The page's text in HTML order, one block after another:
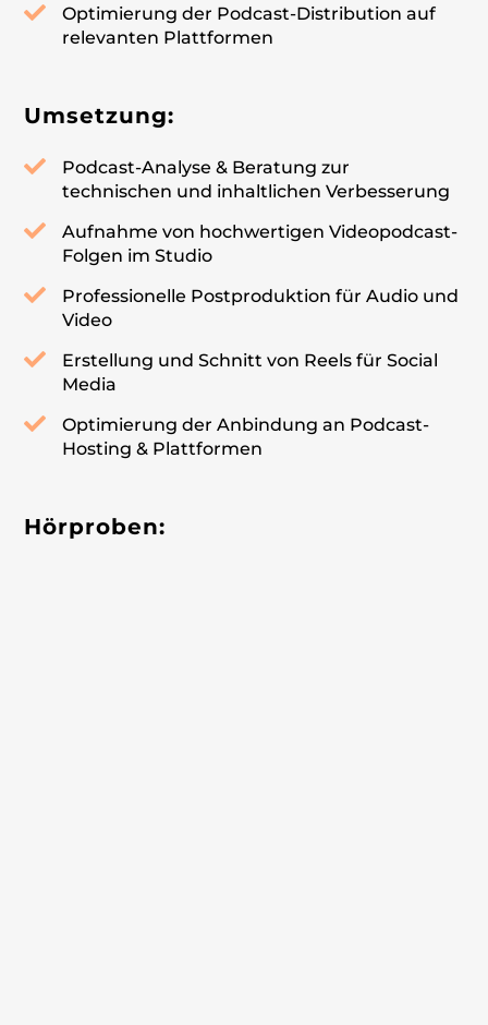
Optimierung der Podcast-Distribution auf
relevanten Plattformen
Umsetzung:
Podcast-Analyse & Beratung zur
technischen und inhaltlichen Verbesserung
Aufnahme von hochwertigen Videopodcast-
Folgen im Studio
Professionelle Postproduktion für Audio und
Video
Erstellung und Schnitt von Reels für Social
Media
Optimierung der Anbindung an Podcast-
Hosting & Plattformen
Hörproben: